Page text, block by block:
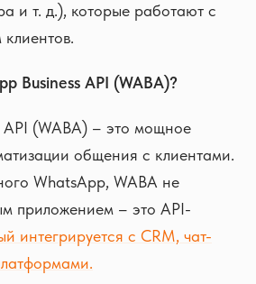
и т. д.), которые работают с
Business API (WABA)?
API (WABA) – это мощное
общения с клиентами.
WhatsApp, WABA не
приложением – это API-
интегрируется с CRM, чат-